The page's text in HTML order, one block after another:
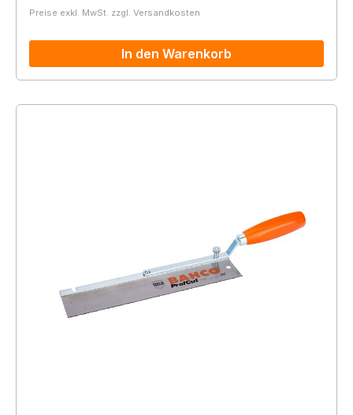
Preise exkl. MwSt. zzgl. Versandkosten
In den Warenkorb